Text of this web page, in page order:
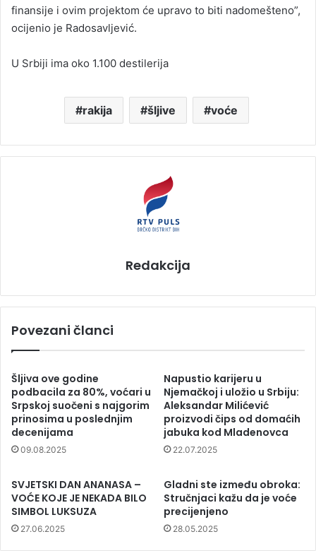
finansije i ovim projektom će upravo to biti nadomešteno”,
ocijenio je Radosavljević.
U Srbiji ima oko 1.100 destilerija
rakija šljive voće
Redakcija
Povezani članci
Šljiva ove godine
podbacila za 80%, voćari u
Srpskoj suočeni s najgorim
prinosima u poslednjim
decenijama
09.08.2025
Napustio karijeru u
Njemačkoj i uložio u Srbiju:
Aleksandar Milićević
proizvodi čips od domaćih
jabuka kod Mladenovca
22.07.2025
SVJETSKI DAN ANANASA –
VOĆE KOJE JE NEKADA BILO
SIMBOL LUKSUZA
27.06.2025
Gladni ste između obroka:
Stručnjaci kažu da je voće
precijenjeno
28.05.2025